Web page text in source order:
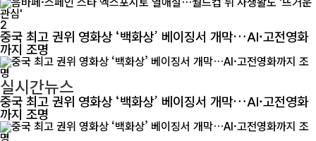
2
중국 최고 권위 영화상 ‘백화상’ 베이징서 개막…AI·고전영화
까지 조명
실시간뉴스
중국 최고 권위 영화상 ‘백화상’ 베이징서 개막…AI·고전영화
까지 조명